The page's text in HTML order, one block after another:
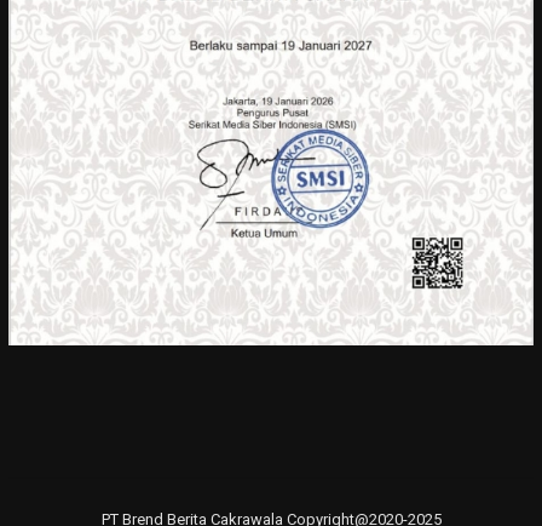
PT Brend Berita Cakrawala Copyright@2020-2025